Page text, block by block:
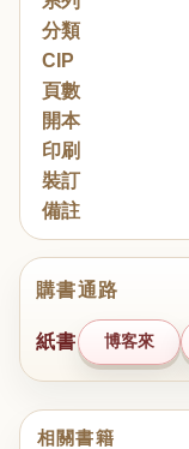
分類
CIP
頁數
開本
印刷
裝訂
備註
購書通路
紙書 博客來
相關書籍